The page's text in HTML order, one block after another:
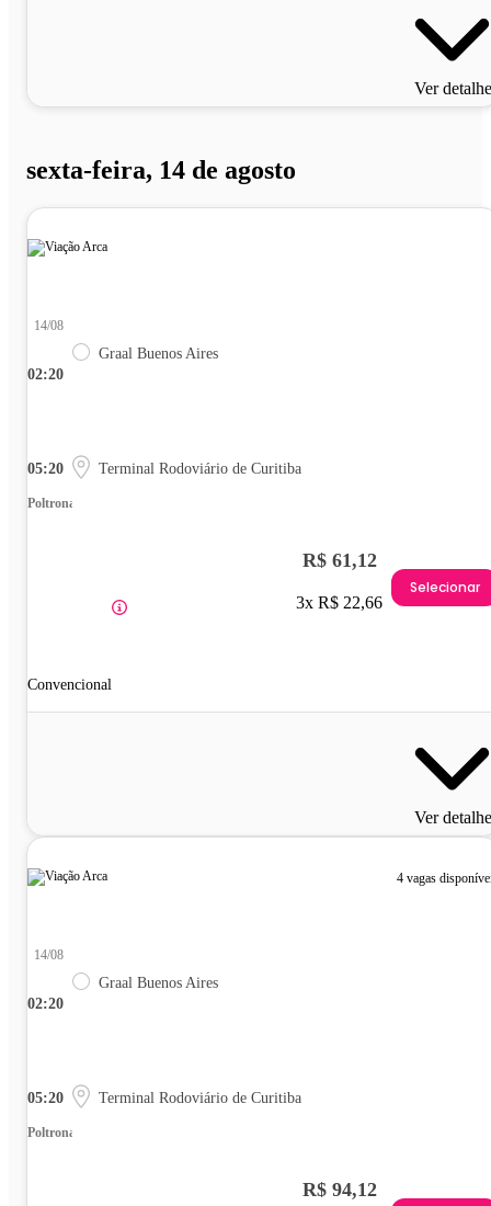
Ver
sexta-feira, 14 de agosto
02:20
14/08
Graal Buenos Aires
05:20 Terminal Rodoviário de Curitiba
Poltrona
Convencional
R$ 61,12
3x R$ 22,66
Selecionar
Ver
4 vagas
02:20
14/08
Graal Buenos Aires
05:20 Terminal Rodoviário de Curitiba
Poltrona
R$ 94,12